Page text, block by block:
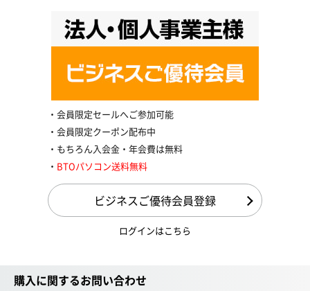
会員限定セールへご参加可能
会員限定クーポン配布中
もちろん入会金・年会費は無料
BTOパソコン送料無料
ビジネスご優待会員登録
ログインはこちら
購入に関するお問い合わせ